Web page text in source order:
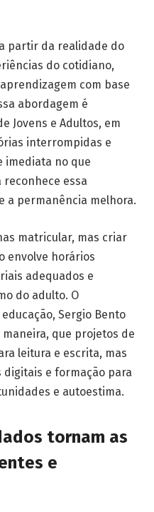
partir da realidade do
do cotidiano,
com base
abordagem é
Jovens e Adultos, em
interrompidas e
imediata no que
reconhece essa
a permanência melhora.
matricular, mas criar
envolve horários
adequados e
do adulto. O
Sergio Bento
que projetos de
leitura e escrita, mas
e formação para
e autoestima.
tornam as
e